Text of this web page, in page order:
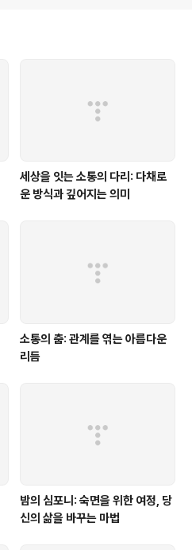
세상을 잇는 소통의 다리: 다채로
운 방식과 깊어지는 의미
소통의 춤: 관계를 엮는 아름다운
리듬
밤의 심포니: 숙면을 위한 여정, 당
신의 삶을 바꾸는 마법